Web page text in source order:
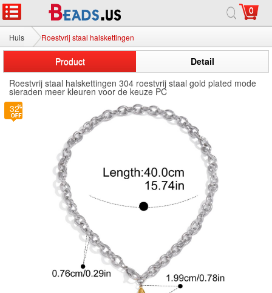
0
Huis Roestvrij staal halskettingen
Product
Detail
Roestvrij staal halskettingen 304 roestvrij staal gold plated mode
sieraden meer kleuren voor de keuze PC